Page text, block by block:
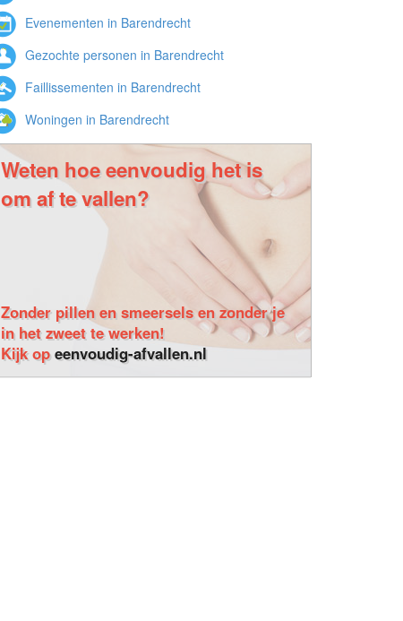
Evenementen in Barendrecht
Gezochte personen in Barendrecht
Faillissementen in Barendrecht
Woningen in Barendrecht
Weten hoe eenvoudig het is
om af te vallen?
Zonder pillen en smeersels en zonder je
in het zweet te werken!
Kijk opeenvoudig-afvallen.nl